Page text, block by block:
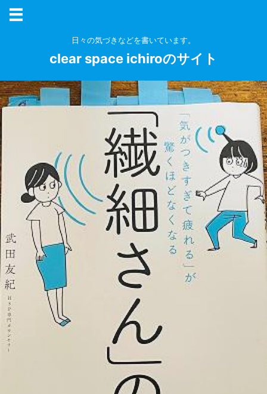
日々の気づきなどを書いています。
clear space ichiroのサイト